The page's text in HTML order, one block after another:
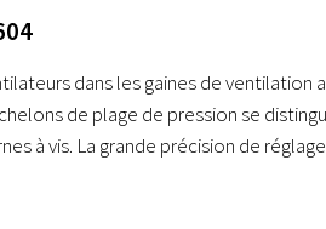
dans les gaines de ventilation
de plage de pression se
à vis. La grande précision de